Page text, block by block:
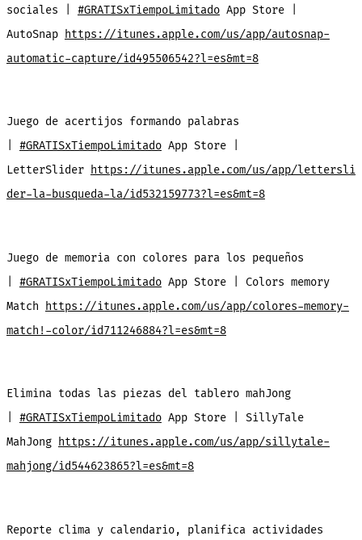
sociales | #GRATISxTiempoLimitadoApp Store |
AutoSnap https://itunes.apple.com/us/app/autosnap-
automatic-capture/id495506542?l=es&mt=8
Juego de acertijos formando palabras
#GRATISxTiempoLimitadoApp Store |
LetterSlider https://itunes.apple.com/us/app/lettersli
der-la-busqueda-la/id532159773?l=es&mt=8
Juego de memoria con colores para los pequeños
#GRATISxTiempoLimitadoApp Store | Colors memory
Match
https://itunes.apple.com/us/app/colores-memory-
match!-color/id711246884?l=es&mt=8
Elimina todas las piezas del tablero mahJong
#GRATISxTiempoLimitadoApp Store | SillyTale
MahJong https://itunes.apple.com/us/app/sillytale-
mahjong/id544623865?l=es&mt=8
Reporte clima y calendario, planifica actividades